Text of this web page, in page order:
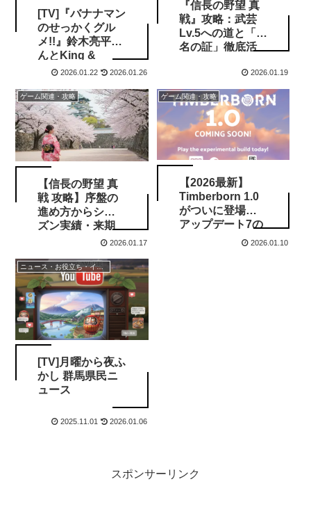
[TV]『バナナマン
のせっかくグル
メ!!』鈴木亮平さ
んとKing &
Princeの永瀬廉
高崎へ
2026.01.22 2026.01.26
『信長の野望 真
戦』攻略：武芸
Lv.5への道と「武
名の証」徹底活
2026.01.19
ゲーム関連・攻略
【信長の野望 真
戦 攻略】序盤の
進め方からシー
ズン実績・来期
準備まで完全解2026.01.17
ゲーム関連・攻略
【2026最新】
Timberborn 1.0
がついに登場！
アップデート7の
神機能と今後の2026.01.10
ニュース・お役立ち・イベント情報
[TV]月曜から夜ふ
かし 群馬県民ニ
ュース
2025.11.01 2026.01.06
スポンサーリンク